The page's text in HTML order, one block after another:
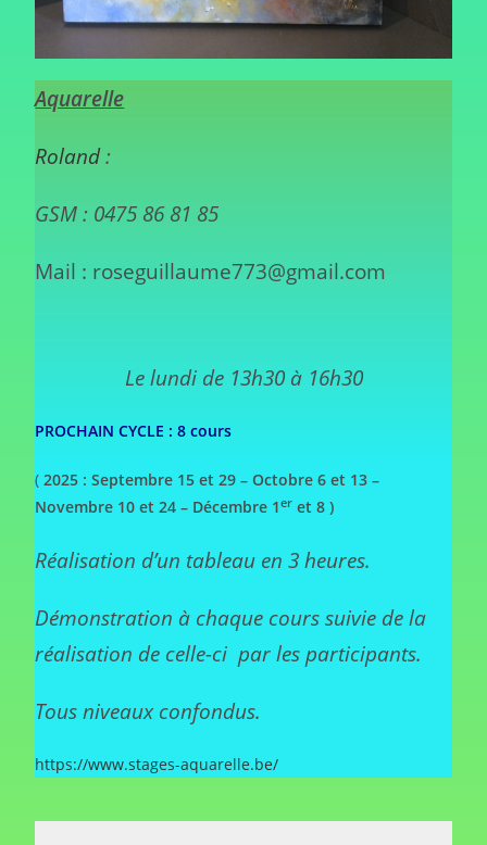
Aquarelle
Roland:
GSM : 0475 86 81 85
Mail : roseguillaume773@gmail.com
Le lundi de 13h30 à 16h30
PROCHAIN CYCLE : 8 cours
(2025 :Septembre 15 et 29 –Octobre 6 et 13 –
Novembre 10 et 24 – Décembre 1er et 8 )
Réalisation d’un tableau en 3 heures.
Démonstration à chaque cours suivie de la
réalisation de celle-ci par les participants.
Tous niveaux confondus.
https://www.stages-aquarelle.be/